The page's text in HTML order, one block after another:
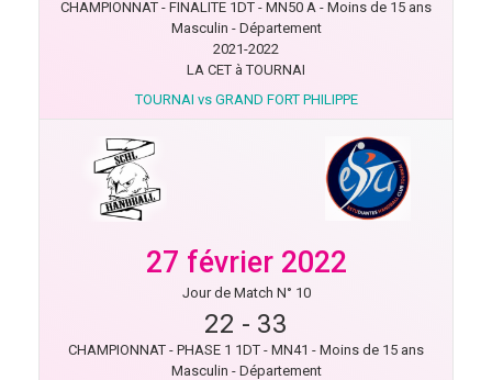
CHAMPIONNAT - FINALITE 1DT - MN50 A - Moins de 15 ans
Masculin - Département
2021-2022
LA CET à TOURNAI
TOURNAI vs GRAND FORT PHILIPPE
27 février 2022
Jour de Match N° 10
22 - 33
CHAMPIONNAT - PHASE 1 1DT - MN41 - Moins de 15 ans
Masculin - Département